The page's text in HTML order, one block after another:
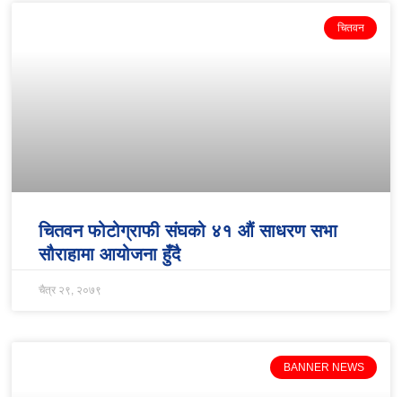
चितवन
चितवन फोटोग्राफी संघको ४१ औं साधरण सभा
सौराहामा आयोजना हुँदै
चैत्र २९, २०७९
BANNER NEWS